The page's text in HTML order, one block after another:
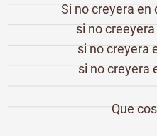
Si no creyera en
si no
si no creyera
si no creyera
Que